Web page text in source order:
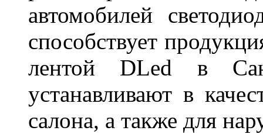
автомобилей
способствует
лентой DLed в
устанавливают в
салона, а также для